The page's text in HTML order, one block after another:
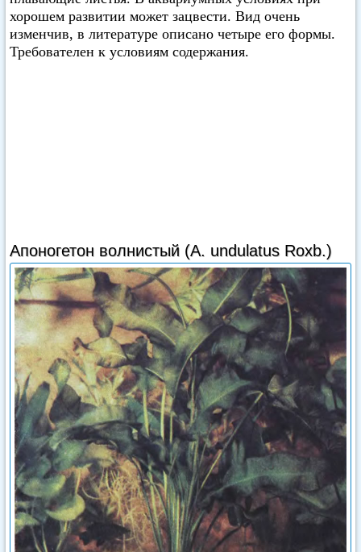
хорошем развитии может зацвести. Вид очень
изменчив, в литературе описано четыре его формы.
Требователен к условиям содержания.
Апоногетон волнистый (A. undulatus Roxb.)